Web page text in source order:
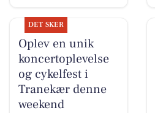
DET SKER
Oplev en unik
koncertoplevelse
og cykelfest i
Tranekær denne
weekend